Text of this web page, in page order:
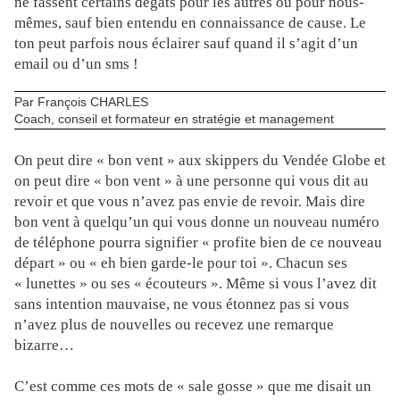
mêmes, sauf bien entendu en connaissance de cause. Le
ton peut parfois nous éclairer sauf quand il s’agit d’un
email ou d’un sms !
Par François CHARLES
Coach, conseil et formateur en stratégie et management
On peut dire « bon vent » aux skippers du Vendée Globe et
on peut dire « bon vent » à une personne qui vous dit au
revoir et que vous n’avez pas envie de revoir. Mais dire
bon vent à quelqu’un qui vous donne un nouveau numéro
de téléphone pourra signifier « profite bien de ce nouveau
départ » ou « eh bien garde-le pour toi ». Chacun ses
« lunettes » ou ses « écouteurs ». Même si vous l’avez dit
sans intention mauvaise, ne vous étonnez pas si vous
n’avez plus de nouvelles ou recevez une remarque
bizarre…
C’est comme ces mots de « sale gosse » que me disait un